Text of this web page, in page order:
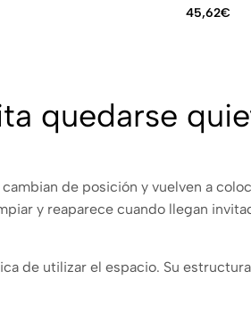
45,62€
quedarse
de posición y vuelven a
y reaparece cuando llegan
de utilizar el espacio. Su